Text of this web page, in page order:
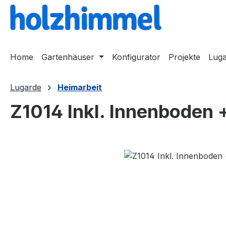
Zur Hauptnavigation springen
Home Gartenhäuser Konfigurator Projekte
Lugarde Heimarbeit
Z1014 Inkl. Innenboden